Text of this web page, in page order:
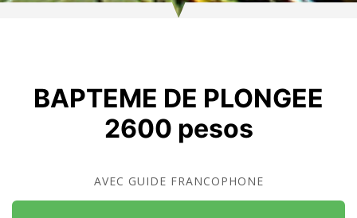
BAPTEME DE PLONGEE
2600 pesos
AVEC GUIDE FRANCOPHONE